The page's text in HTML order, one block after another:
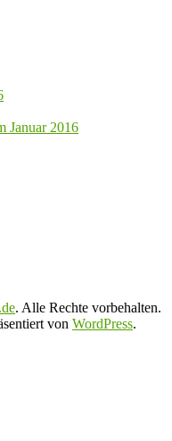
Januar 2016
. Alle Rechte vorbehalten.
von WordPress.